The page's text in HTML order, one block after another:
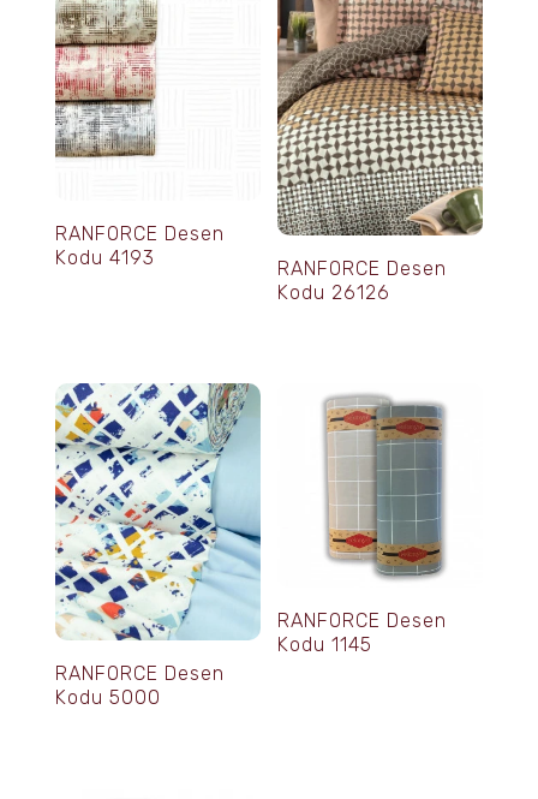
RANFORCE Desen
Kodu 4193
RANFORCE Desen
Kodu 26126
RANFORCE Desen
Kodu 5000
RANFORCE Desen
Kodu 1145